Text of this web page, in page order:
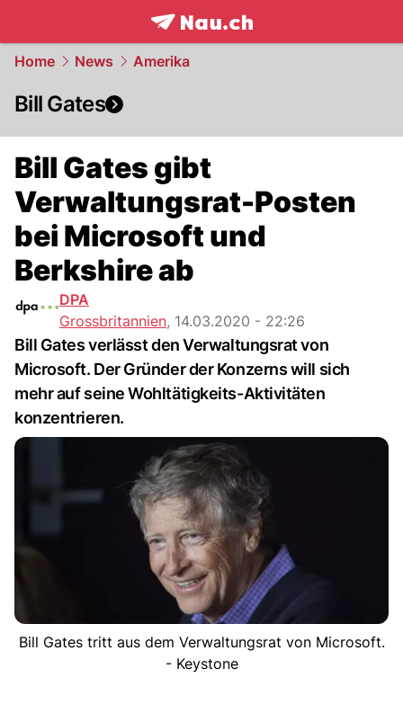
frontpage.NAU.ch
Home News Amerika
Bill Gates
Bill Gates gibt
Verwaltungsrat-Posten
bei Microsoft und
Berkshire ab
DPA
Grossbritannien, 14.03.2020 - 22:26
Bill Gates verlässt den Verwaltungsrat von
Microsoft. Der Gründer der Konzerns will sich
mehr auf seine Wohltätigkeits-Aktivitäten
konzentrieren.
Bill Gates tritt aus dem Verwaltungsrat von Microsoft.
- Keystone